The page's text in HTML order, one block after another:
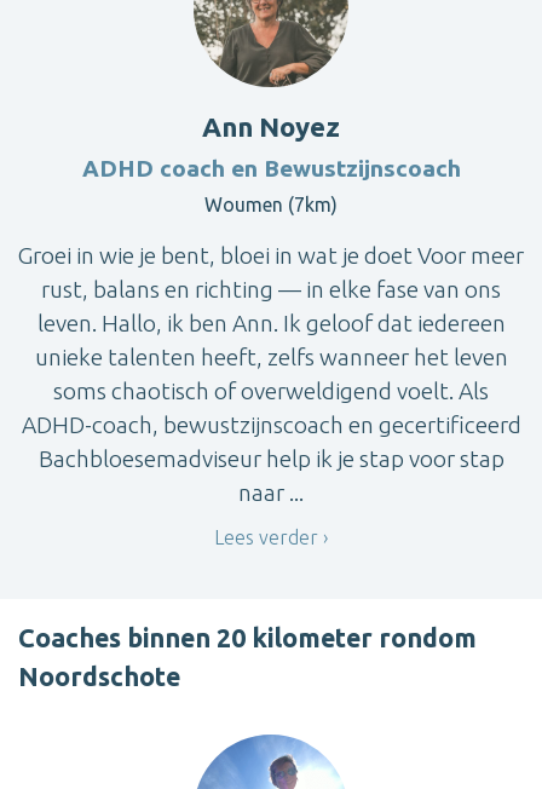
Ann Noyez
ADHD coach en Bewustzijnscoach
Woumen (7km)
Groei in wie je bent, bloei in wat je doet Voor meer
rust, balans en richting — in elke fase van ons
leven. Hallo, ik ben Ann. Ik geloof dat iedereen
unieke talenten heeft, zelfs wanneer het leven
soms chaotisch of overweldigend voelt. Als
ADHD-coach, bewustzijnscoach en gecertificeerd
Bachbloesemadviseur help ik je stap voor stap
naar ...
Lees verder
Coaches binnen 20 kilometer rondom
Noordschote